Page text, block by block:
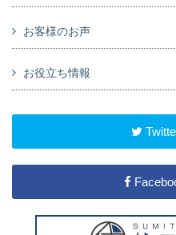
お客様のお声
お役立ち情報